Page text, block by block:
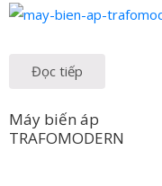
Đọc tiếp
Máy biến áp
TRAFOMODERN